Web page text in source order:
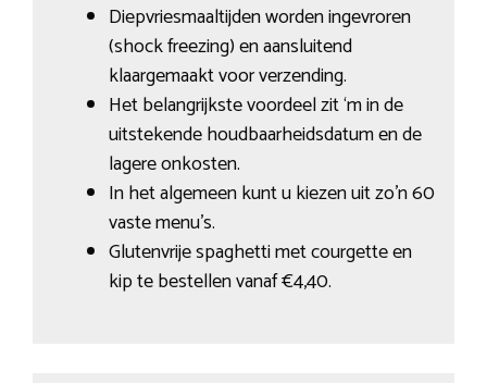
Diepvriesmaaltijden worden ingevroren
(shock freezing) en aansluitend
klaargemaakt voor verzending.
Het belangrijkste voordeel zit ‘m in de
uitstekende houdbaarheidsdatum en de
lagere onkosten.
In het algemeen kunt u kiezen uit zo’n 60
vaste menu’s.
Glutenvrije spaghetti met courgette en
kip te bestellen vanaf €4,40.